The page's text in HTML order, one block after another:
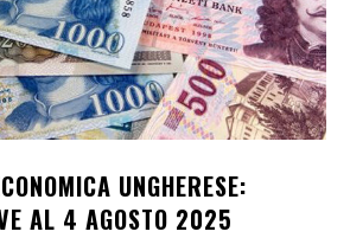
UNGHERESE:
AL 4 AGOSTO 2025